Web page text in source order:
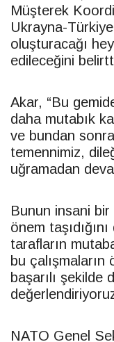
Müşterek
Ukrayna-
oluşturacağı
edileceğini
Akar, “Bu
daha mutabık
ve bundan
temennimiz,
uğramadan
Bunun insani
önem
tarafların
bu
başarılı şekilde
NATO Genel